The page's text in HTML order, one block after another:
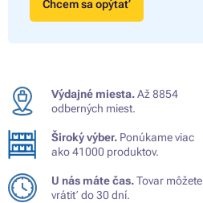
Chcem sa opýtať
Výdajné miesta.Až 8854
odberných miest.
Široký výber. Ponúkame viac
ako 41000 produktov.
U nás máte čas.Tovar môžete
vrátiť do 30 dní.